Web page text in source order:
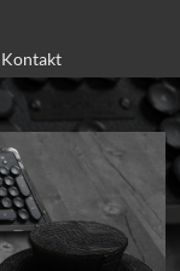
Kontakt